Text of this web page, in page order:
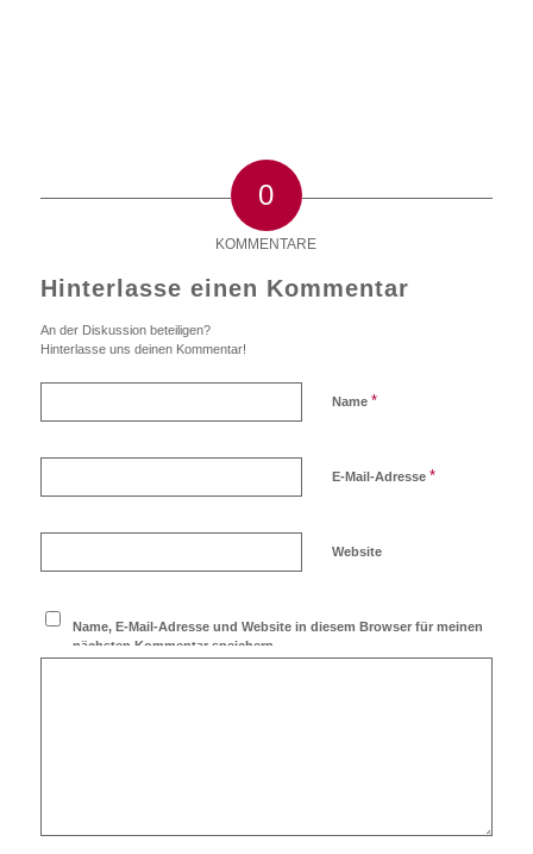
0
KOMMENTARE
Hinterlasse einen Kommentar
An der Diskussion beteiligen?
Hinterlasse uns deinen Kommentar!
Name *
E-Mail-Adresse *
Website
Name, E-Mail-Adresse und Website in diesem Browser für meinen
nächsten Kommentar speichern.